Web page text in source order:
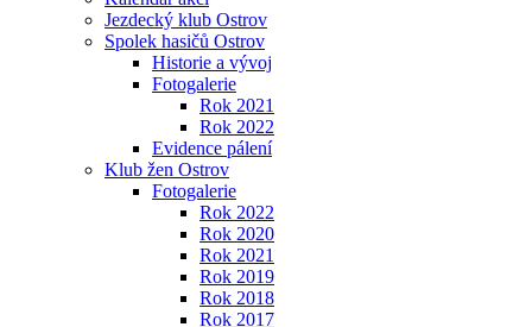
Jezdecký klub Ostrov
Spolek hasičů Ostrov
Historie a vývoj
Fotogalerie
Rok 2021
Rok 2022
Evidence pálení
Klub žen Ostrov
Fotogalerie
Rok 2022
Rok 2020
Rok 2021
Rok 2019
Rok 2018
Rok 2017